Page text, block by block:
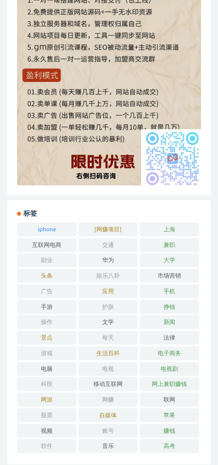
标签
iphone [网赚项目] 上海
互联网电商 交通 兼职
副业 华为 大学
头条 娱乐八卦 市场营销
广告 应用 手机
手游 护肤 挣钱
操作 文学 新闻
景点 每天 法律
游戏 生活百科 电子商务
电脑 电视 电视剧
科技 移动互联网 网上兼职赚钱
网游 网赚 联网
股票 自媒体 苹果
视频 账号 赚钱
软件 音乐 高考